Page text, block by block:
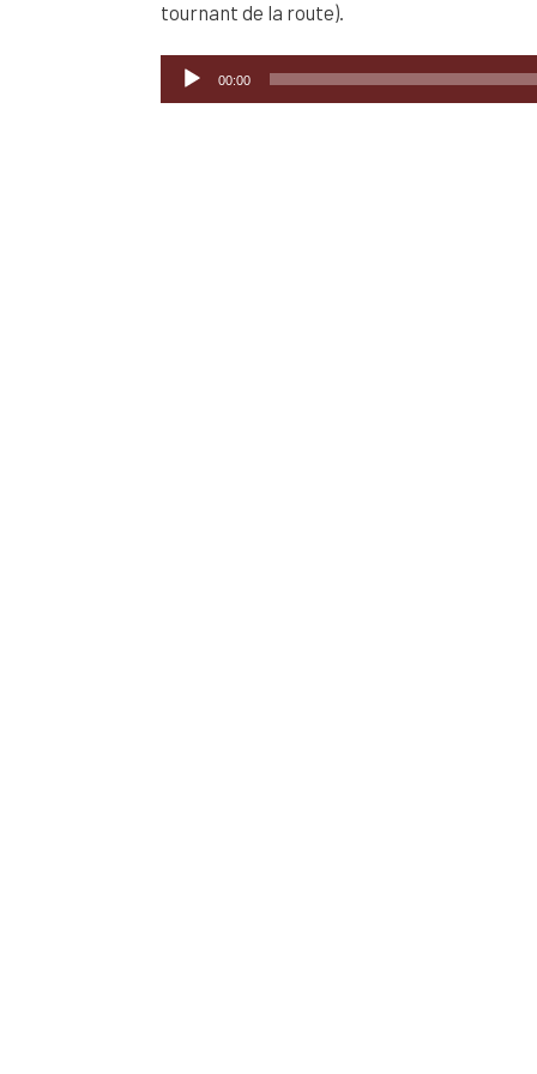
tournant de la route).
Lecteur00:00
Elizabeth Epperly, professeure émérite